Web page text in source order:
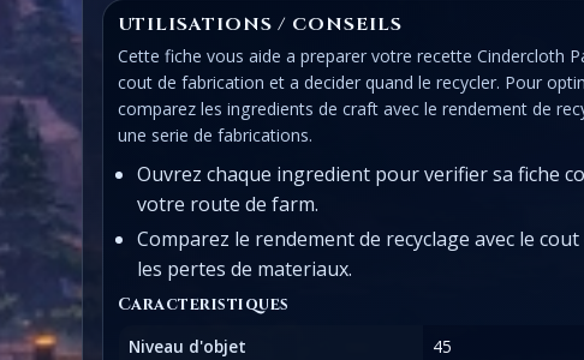
UTILISATIONS / CONSEILS
Cette fiche vous aide a preparer votre recette Cindercloth
cout de fabrication et a decider quand le recycler. Pour
comparez les ingredients de craft avec le rendement de
une serie de fabrications.
Ouvrez chaque ingredient pour verifier sa fiche
votre route de farm.
Comparez le rendement de recyclage avec le
les pertes de materiaux.
Caracteristiques
Niveau d'objet
45